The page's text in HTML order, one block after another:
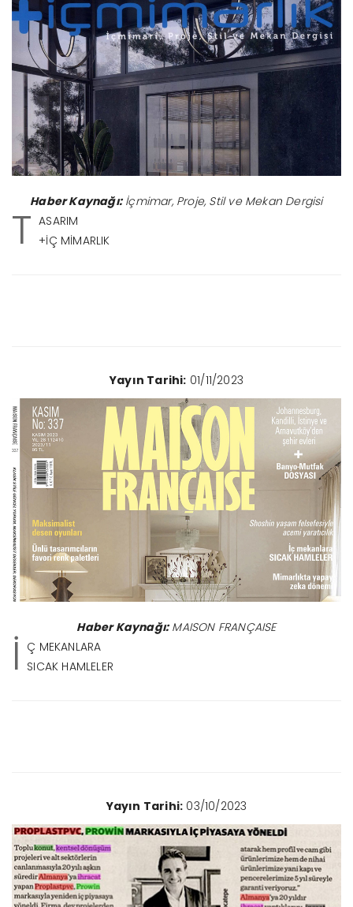
Haber Kaynağı:İçmimar, Proje, Stil ve Mekan Dergisi
T ASARIM
+İÇ MİMARLIK
Yayın Tarihi: 01/11/2023
Haber Kaynağı:MAISON FRANÇAISE
İ Ç MEKANLARA
SICAK HAMLELER
Yayın Tarihi: 03/10/2023